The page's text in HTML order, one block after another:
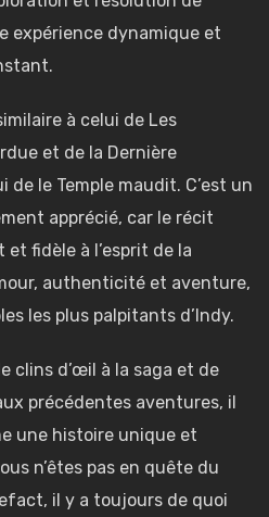
expérience dynamique et
à celui de Les
et de la Dernière
de le Temple maudit. C’est un
apprécié, car le récit
et fidèle à l’esprit de la
authenticité et aventure,
les plus palpitants d’Indy.
clins d’œil à la saga et de
précédentes aventures, il
une histoire unique et
n’êtes pas en quête du
il y a toujours de quoi